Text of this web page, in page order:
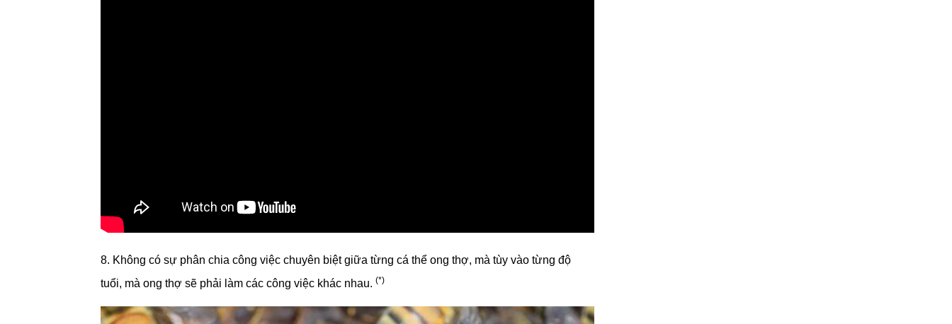
8. Không có sự phân chia công việc chuyên biệt giữa từng cá thể ong thợ, mà tùy vào từng độ
tuổi, mà ong thợ sẽ phải làm các công việc khác nhau. (*)